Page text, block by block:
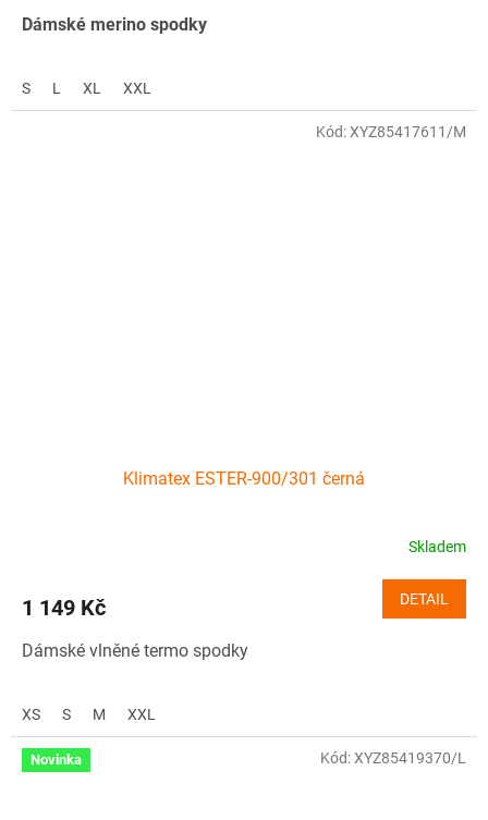
Dámské merino spodky
S L XL XXL
Klimatex ESTER-900/301 černá
Skladem
1 149 Kč DETAIL
Dámské vlněné termo spodky
XS S M XXL
Kód:XYZ85417611/M
Novinka Kód:XYZ85419370/L